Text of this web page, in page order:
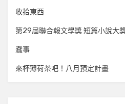
收拾東西
第29屆聯合報文學獎 短篇小說大
蠢事
來杯薄荷茶吧！八月預定計畫